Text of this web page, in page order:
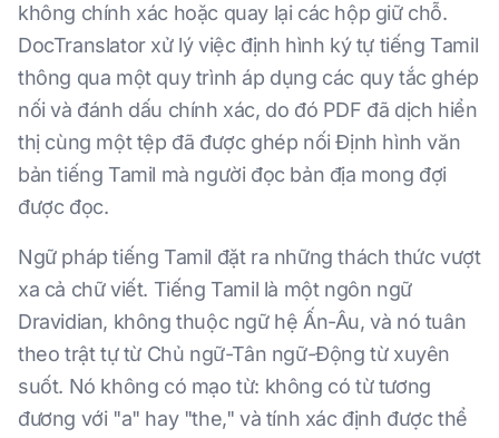
không chính xác hoặc quay lại các hộp giữ chỗ.
DocTranslator xử lý việc định hình ký tự tiếng Tamil
thông qua một quy trình áp dụng các quy tắc ghép
nối và đánh dấu chính xác, do đó PDF đã dịch hiển
thị cùng một tệp đã được ghép nối Định hình văn
bản tiếng Tamil mà người đọc bản địa mong đợi
được đọc.
Ngữ pháp tiếng Tamil đặt ra những thách thức vượt
xa cả chữ viết. Tiếng Tamil là một ngôn ngữ
Dravidian, không thuộc ngữ hệ Ấn-Âu, và nó tuân
theo trật tự từ Chủ ngữ-Tân ngữ-Động từ xuyên
suốt. Nó không có mạo từ: không có từ tương
đương với "a" hay "the," và tính xác định được thể